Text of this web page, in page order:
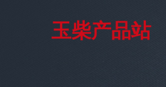
玉柴产品站